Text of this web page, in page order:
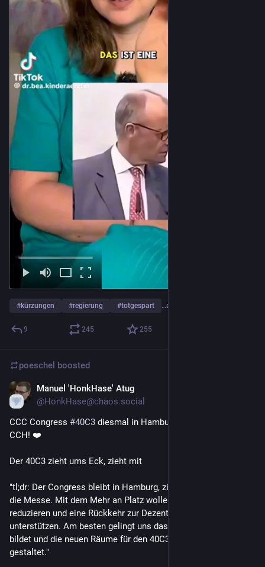
#kürzungen #regierung #totgespart …and 1 more
9 245 255
poeschel boosted
Manuel 'HonkHase' Atug
@HonkHase@chaos.social
CCC Congress #40C3 diesmal in Hamburg Messe neben dem
CCH! ❤️
Der 40C3 zieht ums Eck, zieht mit
"tl;dr: Der Congress bleibt in Hamburg, zieht aber vom CCH in
die Messe. Mit dem Mehr an Platz wollen wir das Gedränge
reduzieren und eine Rückkehr zur Dezentralisierung
unterstützen. Am besten gelingt uns das, wenn ihr Banden
bildet und die neuen Räume für den 40C3 mit uns zusammen
gestaltet."